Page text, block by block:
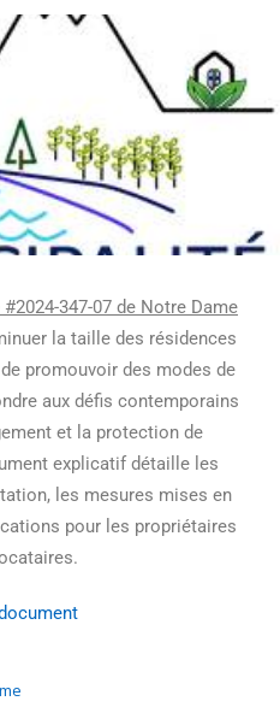
347-07 de Notre Dame
la taille des résidences
promouvoir des modes de
aux défis contemporains
et la protection de
explicatif détaille les
les mesures mises en
pour les propriétaires